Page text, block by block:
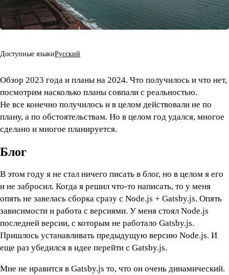
Доступные языкиРусский
Обзор 2023 года и планы на 2024. Что получилось и что нет,
посмотрим насколько планы совпали с реальностью.
Не все конечно получилось и в целом действовали не по
плану, а по обстоятельствам. Но в целом год удался, многое
сделано и многое планируется.
Блог
В этом году я не стал ничего писать в блог, но в целом я его
и не забросил. Когда я решил что-то написать, то у меня
опять не завелась сборка сразу с Node.js + Gatsby.js. Опять
зависимости и работа с версиями. У меня стоял Node.js
последней версии, с которым не работало Gatsby.js.
Пришлось устанавливать предыдущую версию Node.js. И
еще раз убедился в идее перейти с Gatsby.js.
Мне не нравится в Gatsby.js то, что он очень динамический.